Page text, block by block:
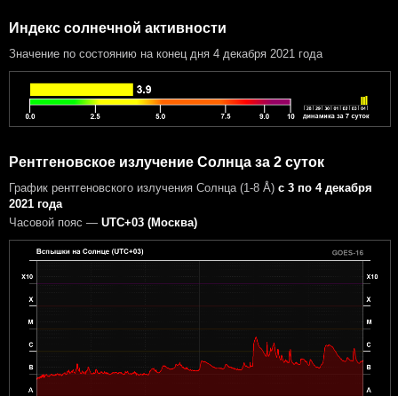
Индекс солнечной активности
Значение по состоянию на конец дня 4 декабря 2021 года
Рентгеновское излучение Солнца за 2 суток
График рентгеновского излучения Солнца (1-8 Å) с 3 по 4 декабря
2021 года
Часовой пояс — UTC+03 (Москва)